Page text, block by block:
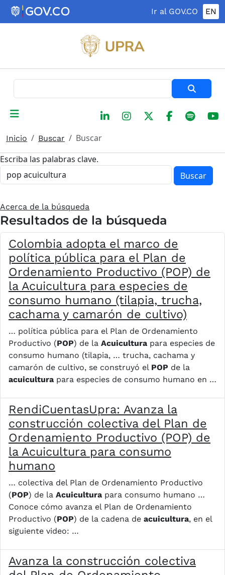
Pasar al contenido principal
Ir al GOV.CO EN
Inicio Buscar
Buscar
Escriba las palabras clave.
Buscar
Acerca de la búsqueda
Resultados de la búsqueda
Colombia adopta el marco de
política pública para el Plan de
Ordenamiento Productivo (POP) de
la Acuicultura para especies de
consumo humano (tilapia, trucha,
cachama y camarón de cultivo)
… política pública para el Plan de Ordenamiento
Productivo (POP) de la Acuicultura para especies de
consumo humano (tilapia, … trucha, cachama y
camarón de cultivo, se construyó el POP de la
acuicultura para especies de consumo humano en …
RendiCuentasUpra: Avanza la
construcción colectiva del Plan de
Ordenamiento Productivo (POP) de
la Acuicultura para consumo
humano
… colectiva del Plan de Ordenamiento Productivo
(POP) de la Acuicultura para consumo humano …
Conoce cómo avanza el Plan de Ordenamiento
Productivo (POP) de la cadena de acuicultura, en el
siguiente video: …
Avanza la construcción colectiva